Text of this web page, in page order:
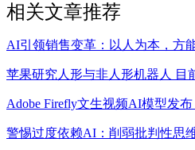
相关文章推荐
AI引领销售变革：以人为本，方
苹果研究人形与非人形机器人 目
Adobe Firefly文生视频AI模型发
警惕过度依赖AI：削弱批判性思